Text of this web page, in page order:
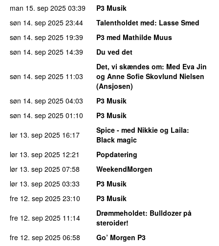
man 15. sep 2025 03:39
P3 Musik
søn 14. sep 2025 23:44 Talentholdet med: Lasse Smed
søn 14. sep 2025 19:39
P3 med Mathilde Muus
søn 14. sep 2025 14:39 Du ved det
søn 14. sep 2025 11:03
Det, vi skændes om: Med Eva Jin
og Anne Sofie Skovlund Nielsen
(Ansjosen)
søn 14. sep 2025 04:03
P3 Musik
søn 14. sep 2025 01:10
P3 Musik
lør 13. sep 2025 16:17 Spice - med Nikkie og Laila:
Black magic
lør 13. sep 2025 12:21
Popdatering
lør 13. sep 2025 07:58
WeekendMorgen
lør 13. sep 2025 03:33
P3 Musik
fre 12. sep 2025 23:10
P3 Musik
fre 12. sep 2025 11:14 Drømmeholdet: Bulldozer på
steroider!
fre 12. sep 2025 06:58
Go’ Morgen P3